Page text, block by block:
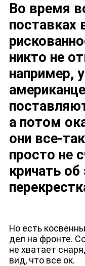
НОВОСТИ
Во время
поставках
никто не
например,
а потом
они все-
просто не
кричать
Но есть
дел на фронте.
не хватает
вид, что все ок.